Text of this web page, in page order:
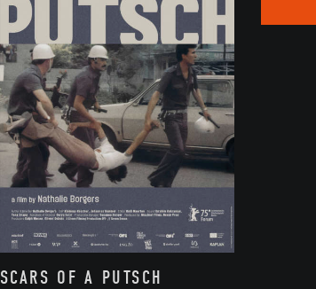
SCARS OF A PUTSCH